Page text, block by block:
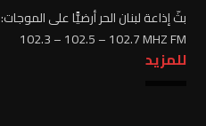
بثّ إذاعة لبنان الحر أرضيًّا على الموجات:
102.3 – 102.5 – 102.7 MHZ FM
للمزيد